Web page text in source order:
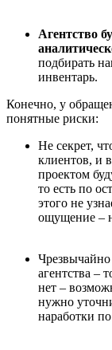
Агентство
подбирать
инвентарь.
Конечно, у
понятные риски:
Не секрет,
клиентов, и
проектом
то есть по
этого не
ощущение –
Чрезвычайно
агентства –
нет –
нужно
наработки